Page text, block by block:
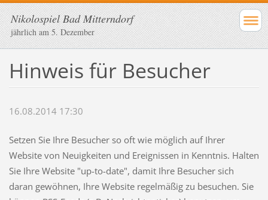
Nikolospiel Bad Mitterndorf
jährlich am 5. Dezember
Hinweis für Besucher
16.08.2014 17:30
Setzen Sie Ihre Besucher so oft wie möglich auf Ihrer
Website von Neuigkeiten und Ereignissen in Kenntnis. Halten
Sie Ihre Website "up-to-date", damit Ihre Besucher sich
daran gewöhnen, Ihre Website regelmäßig zu besuchen. Sie